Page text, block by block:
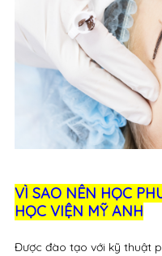
VÌ SAO NÊN HỌC
HỌC VIỆN MỸ ANH
Được đào tạo với kỹ thuật